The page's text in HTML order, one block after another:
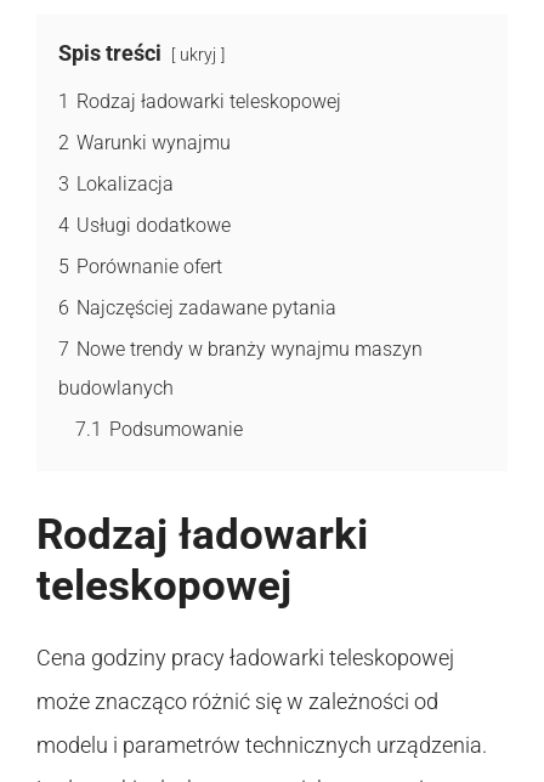
Spis treści ukryj
1 Rodzaj ładowarki teleskopowej
2 Warunki wynajmu
3 Lokalizacja
4 Usługi dodatkowe
5 Porównanie ofert
6 Najczęściej zadawane pytania
7 Nowe trendy w branży wynajmu maszyn
budowlanych
7.1 Podsumowanie
Rodzaj ładowarki
teleskopowej
Cena godziny pracy ładowarki teleskopowej
może znacząco różnić się w zależności od
modelu i parametrów technicznych urządzenia.